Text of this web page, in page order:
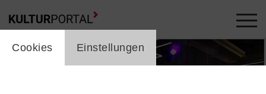
cookie_layer
Cookies Einstellungen